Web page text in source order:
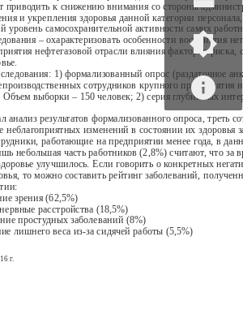
приводить к снижению внимания со стороны
и укрепления здоровья данной категории
уровень самосохранительной активности самих
– охарактеризовать особенности восприятия
нефтегазовой отрасли влияния факторов риска,
1) формализованный опрос (раздаточное
сотрудников крупного предприятия
Объем выборки – 150 человек; 2) серия глубинных
анализ результатов формализованного опроса, треть
неблагоприятных изменений в состоянии их здоровья
работающие на предприятии менее года, в
небольшая часть работников (2,8%) считают, что за
улучшилось. Если говорить о конкретных
то можно составить рейтинг заболеваний,
зрения (62,5%)
расстройства (18,5%)
простудных заболеваний (8%)
лишнего веса из-за сидячей работы (5,5%)
г.